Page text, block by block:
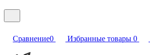
Сравнение0 Избранные товары 0